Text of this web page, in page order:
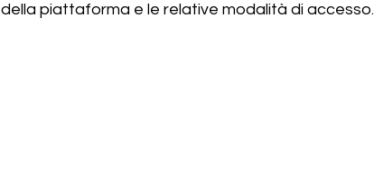
della piattaforma e le relative modalità di accesso.